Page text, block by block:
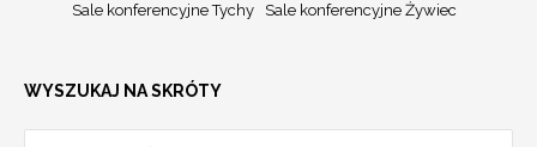
Sale konferencyjne Tychy
Sale konferencyjne Żywiec
WYSZUKAJ NA SKRÓTY